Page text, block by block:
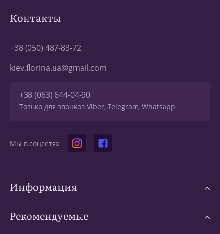
Контакты
+38 (050) 487-83-72
kiev.florina.ua@gmail.com
+38 (063) 644-04-90
Только для звонков Viber, Telegram, Whatsapp
Мы в соцсетях
Информация
Рекомендуемые